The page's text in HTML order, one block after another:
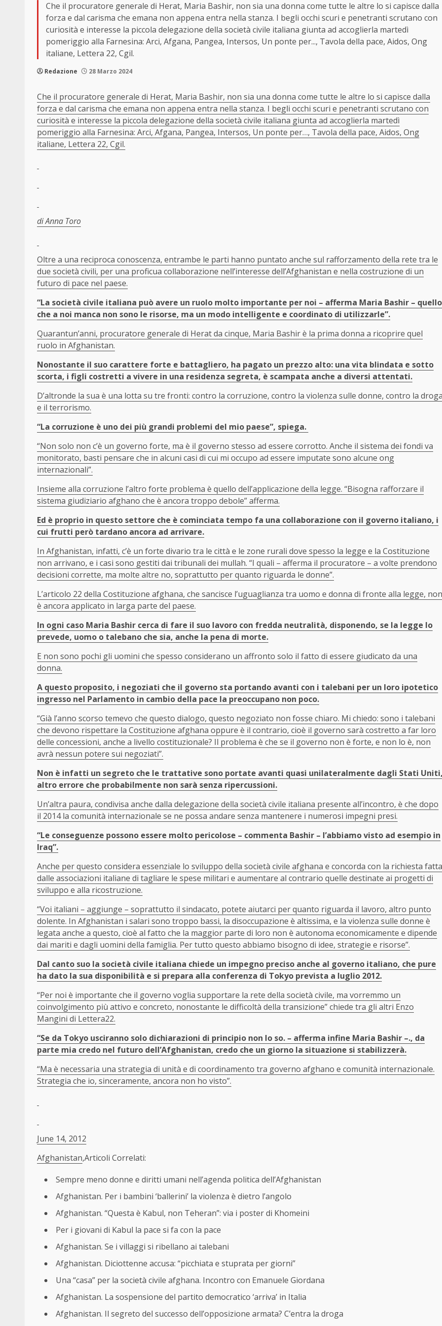
Che il procuratore generale di Herat, Maria Bashir, non sia una donna come tutte le altre lo si capisce dalla
forza e dal carisma che emana non appena entra nella stanza. I begli occhi scuri e penetranti scrutano con
curiosità e interesse la piccola delegazione della società civile italiana giunta ad accoglierla martedì
pomeriggio alla Farnesina: Arci, Afgana, Pangea, Intersos, Un ponte per..., Tavola della pace, Aidos, Ong
italiane, Lettera 22, Cgil.
Redazione 28 Marzo 2024
Che il procuratore generale di Herat, Maria Bashir, non sia una donna come tutte le altre lo si capisce dalla
forza e dal carisma che emana non appena entra nella stanza. I begli occhi scuri e penetranti scrutano con
curiosità e interesse la piccola delegazione della società civile italiana giunta ad accoglierla martedì
pomeriggio alla Farnesina: Arci, Afgana, Pangea, Intersos, Un ponte per…, Tavola della pace, Aidos, Ong
italiane, Lettera 22, Cgil.
di Anna Toro
Oltre a una reciproca conoscenza, entrambe le parti hanno puntato anche sul rafforzamento della rete tra le
due società civili, per una proficua collaborazione nell’interesse dell’Afghanistan e nella costruzione di un
futuro di pace nel paese.
“La società civile italiana può avere un ruolo molto importante per noi – afferma Maria Bashir – quello
che a noi manca non sono le risorse, ma un modo intelligente e coordinato di utilizzarle”.
Quarantun’anni, procuratore generale di Herat da cinque, Maria Bashir è la prima donna a ricoprire quel
ruolo in Afghanistan.
Nonostante il suo carattere forte e battagliero, ha pagato un prezzo alto: una vita blindata e sotto
scorta, i figli costretti a vivere in una residenza segreta, è scampata anche a diversi attentati.
D’altronde la sua è una lotta su tre fronti: contro la corruzione, contro la violenza sulle donne, contro la
e il terrorismo.
“La corruzione è uno dei più grandi problemi del mio paese”, spiega.
“Non solo non c’è un governo forte, ma è il governo stesso ad essere corrotto. Anche il sistema dei fondi va
monitorato, basti pensare che in alcuni casi di cui mi occupo ad essere imputate sono alcune ong
internazionali”.
Insieme alla corruzione l’altro forte problema è quello dell’applicazione della legge. “Bisogna rafforzare il
sistema giudiziario afghano che è ancora troppo debole” afferma.
Ed è proprio in questo settore che è cominciata tempo fa una collaborazione con il governo italiano, i
cui frutti però tardano ancora ad arrivare.
In Afghanistan, infatti, c’è un forte divario tra le città e le zone rurali dove spesso la legge e la Costituzione
non arrivano, e i casi sono gestiti dai tribunali dei mullah. “I quali – afferma il procuratore – a volte prendono
decisioni corrette, ma molte altre no, soprattutto per quanto riguarda le donne”.
L’articolo 22 della Costituzione afghana, che sancisce l’uguaglianza tra uomo e donna di fronte alla legge, non
è ancora applicato in larga parte del paese.
In ogni caso Maria Bashir cerca di fare il suo lavoro con fredda neutralità, disponendo, se la legge lo
prevede, uomo o talebano che sia, anche la pena di morte.
E non sono pochi gli uomini che spesso considerano un affronto solo il fatto di essere giudicato da una
donna.
A questo proposito, i negoziati che il governo sta portando avanti con i talebani per un loro ipotetico
ingresso nel Parlamento in cambio della pace la preoccupano non poco.
“Già l’anno scorso temevo che questo dialogo, questo negoziato non fosse chiaro. Mi chiedo: sono i talebani
che devono rispettare la Costituzione afghana oppure è il contrario, cioè il governo sarà costretto a far loro
delle concessioni, anche a livello costituzionale? Il problema è che se il governo non è forte, e non lo è, non
avrà nessun potere sui negoziati”.
Non è infatti un segreto che le trattative sono portate avanti quasi unilateralmente dagli Stati
altro errore che probabilmente non sarà senza ripercussioni.
Un’altra paura, condivisa anche dalla delegazione della società civile italiana presente all’incontro, è che dopo
il 2014 la comunità internazionale se ne possa andare senza mantenere i numerosi impegni presi.
“Le conseguenze possono essere molto pericolose – commenta Bashir – l’abbiamo visto ad esempio in
Iraq”.
Anche per questo considera essenziale lo sviluppo della società civile afghana e concorda con la richiesta fatta
dalle associazioni italiane di tagliare le spese militari e aumentare al contrario quelle destinate ai progetti di
sviluppo e alla ricostruzione.
“Voi italiani – aggiunge – soprattutto il sindacato, potete aiutarci per quanto riguarda il lavoro, altro punto
dolente. In Afghanistan i salari sono troppo bassi, la disoccupazione è altissima, e la violenza sulle donne è
legata anche a questo, cioè al fatto che la maggior parte di loro non è autonoma economicamente e dipende
dai mariti e dagli uomini della famiglia. Per tutto questo abbiamo bisogno di idee, strategie e risorse”.
Dal canto suo la società civile italiana chiede un impegno preciso anche al governo italiano, che pure
ha dato la sua disponibilità e si prepara alla conferenza di Tokyo prevista a luglio 2012.
“Per noi è importante che il governo voglia supportare la rete della società civile, ma vorremmo un
coinvolgimento più attivo e concreto, nonostante le difficoltà della transizione” chiede tra gli altri Enzo
Mangini di Lettera22.
“Se da Tokyo usciranno solo dichiarazioni di principio non lo so. – afferma infine Maria Bashir –., da
parte mia credo nel futuro dell’Afghanistan, credo che un giorno la situazione si stabilizzerà.
“Ma è necessaria una strategia di unità e di coordinamento tra governo afghano e comunità internazionale.
Strategia che io, sinceramente, ancora non ho visto”.
June 14, 2012
Afghanistan,Articoli Correlati:
Sempre meno donne e diritti umani nell’agenda politica dell’Afghanistan
Afghanistan. Per i bambini ‘ballerini’ la violenza è dietro l’angolo
Afghanistan. “Questa è Kabul, non Teheran”: via i poster di Khomeini
Per i giovani di Kabul la pace si fa con la pace
Afghanistan. Se i villaggi si ribellano ai talebani
Afghanistan. Diciottenne accusa: “picchiata e stuprata per giorni”
Una “casa” per la società civile afghana. Incontro con Emanuele Giordana
Afghanistan. La sospensione del partito democratico ‘arriva’ in Italia
Afghanistan. Il segreto del successo dell’opposizione armata? C’entra la droga